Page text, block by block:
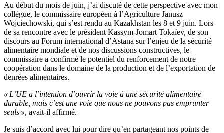
Au début du mois de juin, j’ai discuté de cette perspective avec mon
collègue, le commissaire européen à l’Agriculture Janusz
Wojciechowski, qui s’est rendu au Kazakhstan les 8 et 9 juin. Lors
de sa rencontre avec le président Kassym-Jomart Tokaïev, de son
discours au Forum international d’Astana sur l’enjeu de la sécurité
alimentaire mondiale et de nos discussions constructives, le
commissaire a confirmé le potentiel du renforcement de notre
coopération dans le domaine de la production et de l’exportation de
denrées alimentaires.
« L’UE a l’intention d’ouvrir la voie à une sécurité alimentaire
durable, mais c’est une voie que nous ne pouvons pas emprunter
seuls », avait-il affirmé.
Je suis d’accord avec lui pour dire qu’en partageant nos points de